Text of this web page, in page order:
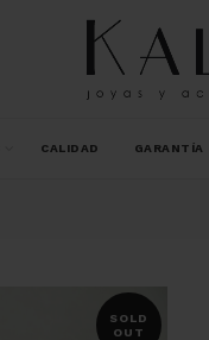
CALIDAD GARANTÍA
SOLD
OUT